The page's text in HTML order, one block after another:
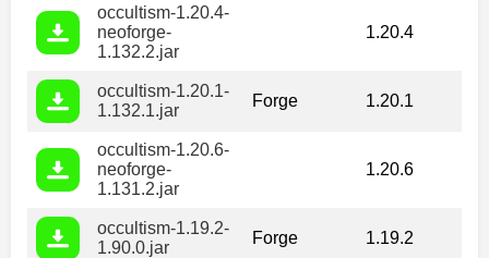
occultism-1.20.4-
neoforge-
1.132.2.jar
1.20.4
occultism-1.20.1-
1.132.1.jar
Forge 1.20.1
occultism-1.20.6-
neoforge-
1.131.2.jar
1.20.6
occultism-1.19.2-
1.90.0.jar
Forge 1.19.2